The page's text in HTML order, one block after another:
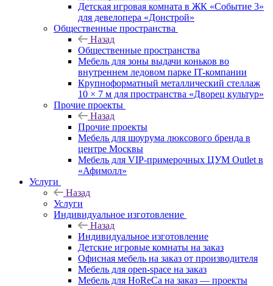
Детская игровая комната в ЖК «Событие 3»
для девелопера «Донстрой»
Общественные пространства
Назад
Общественные пространства
Мебель для зоны выдачи коньков во
внутреннем ледовом парке IT-компании
Крупноформатный металлический стеллаж
10 × 7 м для пространства «Дворец культур»
Прочие проекты
Назад
Прочие проекты
Мебель для шоурума люксового бренда в
центре Москвы
Мебель для VIP-примерочных ЦУМ Outlet в
«Афимолл»
Услуги
Назад
Услуги
Индивидуальное изготовление
Назад
Индивидуальное изготовление
Детские игровые комнаты на заказ
Офисная мебель на заказ от производителя
Мебель для open-space на заказ
Мебель для HoReCa на заказ — проекты